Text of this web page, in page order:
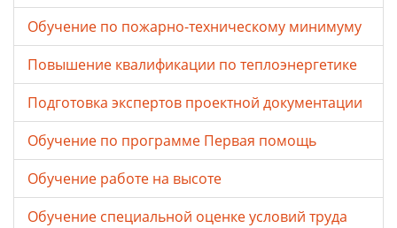
Обучение по пожарно-техническому минимуму
Повышение квалификации по теплоэнергетике
Подготовка экспертов проектной документации
Обучение по программе Первая помощь
Обучение работе на высоте
Обучение специальной оценке условий труда